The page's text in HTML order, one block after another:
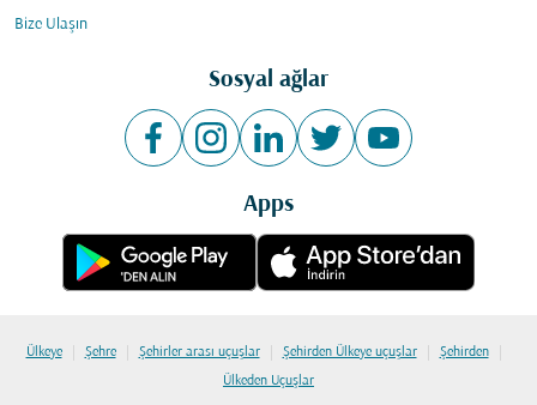
Bize Ulaşın
Sosyal ağlar
Apps
Ülkeye | Şehre | Şehirler arası uçuşlar | Şehirden Ülkeye uçuşlar | Şehirden |
Ülkeden Uçuşlar